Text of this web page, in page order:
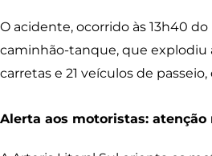
O acidente, ocorrido às 13h40
caminhão-tanque, que explodiu
carretas e 21 veículos de
Alerta aos motoristas: atenção